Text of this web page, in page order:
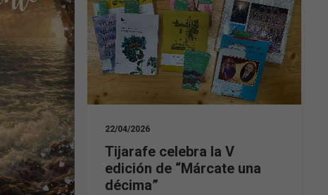
22/04/2026
Tijarafe celebra la V
edición de “Márcate una
décima”